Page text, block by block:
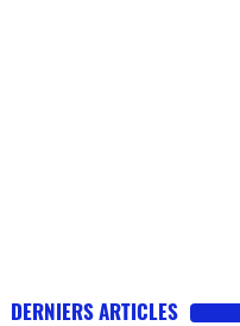
DERNIERS ARTICLES